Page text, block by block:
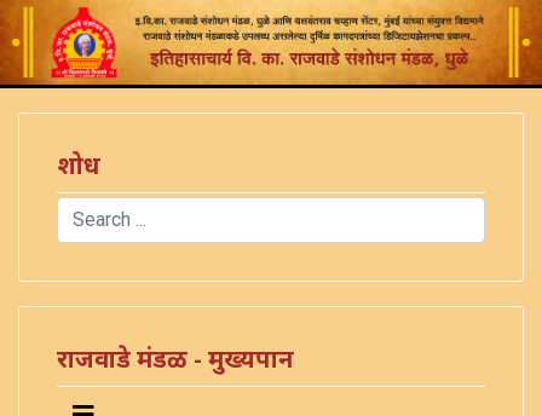
शोध
Search
राजवाडे मंडळ - मुख्यपान